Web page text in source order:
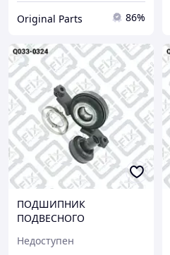
Original Parts 86%
ПОДШИПНИК
ПОДВЕСНОГО
0324
Недоступен